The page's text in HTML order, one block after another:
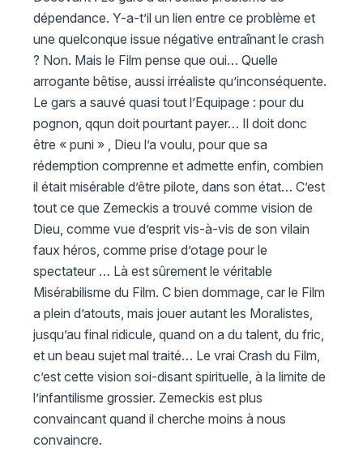
dépendance. Y-a-t’il un lien entre ce problème et
une quelconque issue négative entraînant le crash
? Non. Mais le Film pense que oui… Quelle
arrogante bêtise, aussi irréaliste qu’inconséquente.
Le gars a sauvé quasi tout l’Equipage : pour du
pognon, qqun doit pourtant payer… Il doit donc
être « puni » , Dieu l’a voulu, pour que sa
rédemption comprenne et admette enfin, combien
il était misérable d’être pilote, dans son état… C’est
tout ce que Zemeckis a trouvé comme vision de
Dieu, comme vue d’esprit vis-à-vis de son vilain
faux héros, comme prise d’otage pour le
spectateur … Là est sûrement le véritable
Misérabilisme du Film. C bien dommage, car le Film
a plein d’atouts, mais jouer autant les Moralistes,
jusqu’au final ridicule, quand on a du talent, du fric,
et un beau sujet mal traité… Le vrai Crash du Film,
c’est cette vision soi-disant spirituelle, à la limite de
l’infantilisme grossier. Zemeckis est plus
convaincant quand il cherche moins à nous
convaincre.